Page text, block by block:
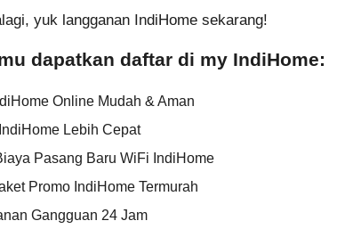
yuk langganan IndiHome sekarang!
dapatkan daftar di my IndiHome:
Online Mudah & Aman
Lebih Cepat
Pasang Baru WiFi IndiHome
Promo IndiHome Termurah
Gangguan 24 Jam